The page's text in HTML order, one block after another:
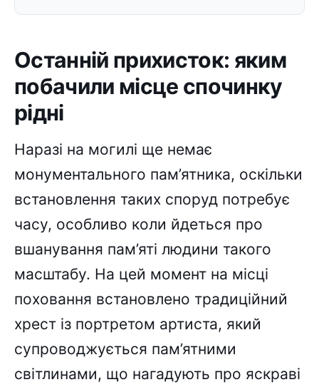
Останній прихисток: яким
побачили місце спочинку
рідні
Наразі на могилі ще немає
монументального пам’ятника, оскільки
встановлення таких споруд потребує
часу, особливо коли йдеться про
вшанування пам’яті людини такого
масштабу. На цей момент на місці
поховання встановлено традиційний
хрест із портретом артиста, який
супроводжується пам’ятними
світлинами, що нагадують про яскраві